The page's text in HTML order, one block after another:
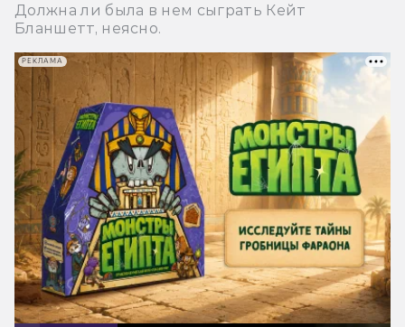
Должна ли была в нем сыграть Кейт
Бланшетт, неясно.
РЕКЛАМА